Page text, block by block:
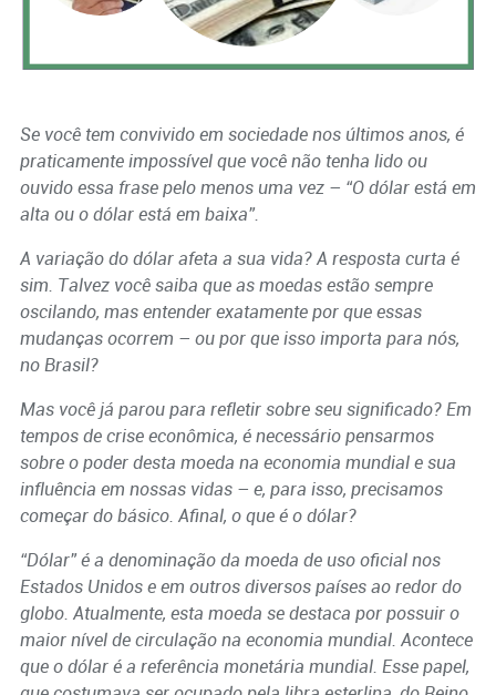
Se você tem convivido em sociedade nos últimos anos, é
praticamente impossível que você não tenha lido ou
ouvido essa frase pelo menos uma vez – “O dólar está em
alta ou o dólar está em baixa”.
A variação do dólar afeta a sua vida? A resposta curta é
sim. Talvez você saiba que as moedas estão sempre
oscilando, mas entender exatamente por que essas
mudanças ocorrem – ou por que isso importa para nós,
no Brasil?
Mas você já parou para refletir sobre seu significado? Em
tempos de crise econômica, é necessário pensarmos
sobre o poder desta moeda na economia mundial e sua
influência em nossas vidas – e, para isso, precisamos
começar do básico. Afinal, o que é o dólar?
“Dólar” é a denominação da moeda de uso oficial nos
Estados Unidos e em outros diversos países ao redor do
globo. Atualmente, esta moeda se destaca por possuir o
maior nível de circulação na economia mundial. Acontece
que o dólar é a referência monetária mundial. Esse papel,